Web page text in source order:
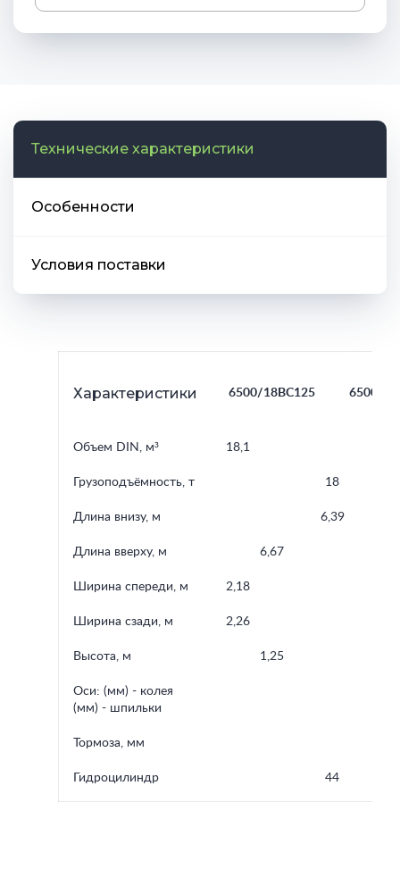
Технические характеристики
Особенности
Условия поставки
Характеристики 6500/18BC125 6500/
Объем DIN, м³ 18,1
Грузоподъёмность, т 18
Длина внизу, м 6,39
Длина вверху, м 6,67
Ширина спереди, м 2,18
Ширина сзади, м 2,26
Высота, м 1,25
Оси: (мм) - колея
(мм) - шпильки
Тормоза, мм
Гидроцилиндр 44